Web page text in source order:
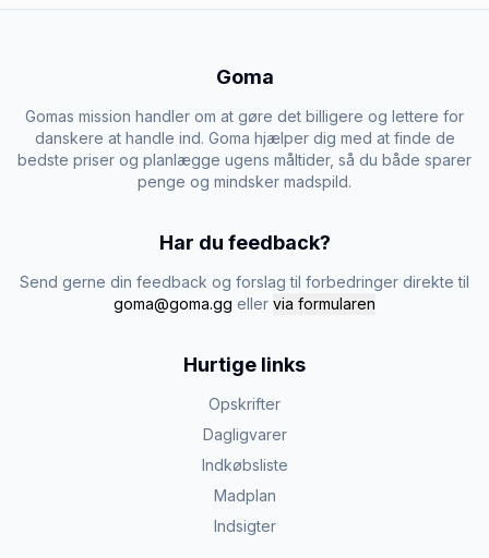
Goma
Gomas mission handler om at gøre det billigere og lettere for
danskere at handle ind. Goma hjælper dig med at finde de
bedste priser og planlægge ugens måltider, så du både sparer
penge og mindsker madspild.
Har du feedback?
Send gerne din feedback og forslag til forbedringer direkte til
goma@goma.gg eller via formularen
Hurtige links
Opskrifter
Dagligvarer
Indkøbsliste
Madplan
Indsigter